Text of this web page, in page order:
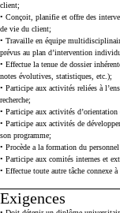
client;
• Conçoit, planifie et offre des
de vie du client;
• Travaille en équipe
prévus au plan d’intervention
• Effectue la tenue de dossier
notes évolutives, statistiques, etc.);
• Participe aux activités reliées à
recherche;
• Participe aux activités
• Participe aux activités de
son programme;
• Procède a la formation du
• Participe aux comités internes et
• Effectue toute autre tâche connexe
Exigences
Press space or enter keys to toggle